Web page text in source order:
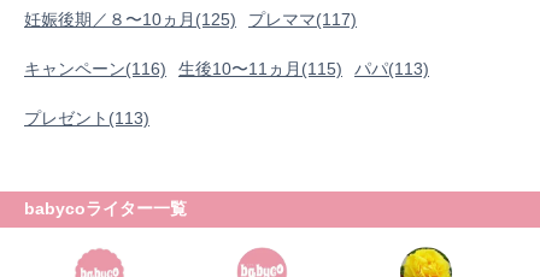
妊娠後期／８〜10ヵ月(125) プレママ(117)
キャンペーン(116) 生後10〜11ヵ月(115) パパ(113)
プレゼント(113)
babycoライター一覧